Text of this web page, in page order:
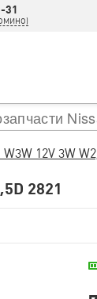
31
12V 3W
2821